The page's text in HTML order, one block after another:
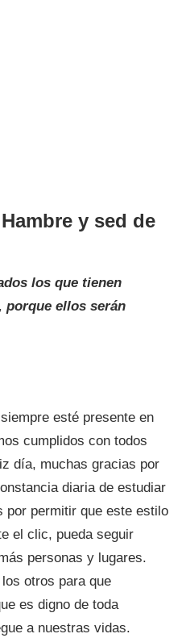
y sed de
los que tienen
porque ellos serán
esté presente en
cumplidos con todos
día, muchas gracias por
diaria de estudiar
por permitir que este estilo
el clic, pueda seguir
personas y lugares.
otros para que
es digno de toda
a nuestras vidas.